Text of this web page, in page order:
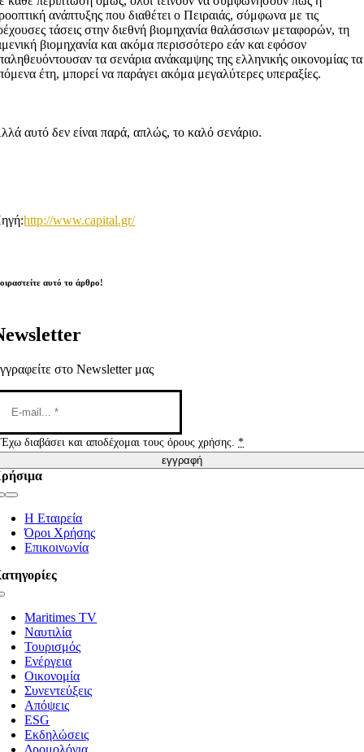
ανάπτυξης που διαθέτει ο Πειραιάς, σύμφωνα με τις
τάσεις στην διεθνή βιομηχανία θαλάσσιων μεταφορών, τη
βιομηχανία και ακόμα περισσότερο εάν και εφόσον
τα σενάρια ανάκαμψης της ελληνικής οικονομίας τα
έτη, μπορεί να παράγει ακόμα μεγαλύτερες υπεραξίες.
αυτό δεν είναι παρά, απλώς, το καλό σενάριο.
http://www.capital.gr/
αυτό το άρθρο!
στο Newsletter μας
Έχω διαβάσει και αποδέχομαι τους όρους χρήσης.*
εγγραφή
Η Εταιρεία
Όροι Χρήσης
Επικοινωνία
Maritimes TV
Ναυτιλία
Τουρισμός
Ενέργεια
Οικονομία
Συνεντεύξεις
Απόψεις
ESG
Εκδηλώσεις
Δρομολόγια